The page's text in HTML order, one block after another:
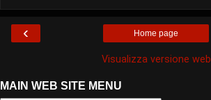
‹ Home page
Visualizza versione web
MAIN WEB SITE MENU